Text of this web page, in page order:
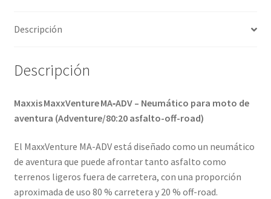
cantidad
Descripción
Descripción
Maxxis MaxxVenture MA‑ADV – Neumático para moto de
aventura (Adventure/80:20 asfalto-off-road)
El MaxxVenture MA-ADV está diseñado como un neumático
de aventura que puede afrontar tanto asfalto como
terrenos ligeros fuera de carretera, con una proporción
aproximada de uso 80 % carretera y 20 % off-road.